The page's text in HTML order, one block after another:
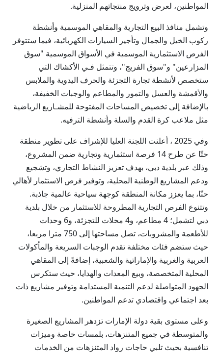
المواطنين، لعرض وترويج منتجاتهم المنزلية.
وتشمل منافذ البيع التجارية والمقاهي الموسمية وأنشطة
ركوب الخيل والجمال وتأجير السيارات الكهربائية، فيما ستتوفر
الفرص الاستثمارية الموسمية في الأسواق الموسمية "سوق
المزارعين" و"سوق الفريج"، وتتمثل فـي الأكشاك التي
ستخصص لأنشطة تجارة التجزئة والحرف اليدوية والملابس
والأقمشة والعسل والتمور والمطاعم والوجبات الخفيفة،
بالإضافة إلى تخصيص المساحات المفتوحة للمشـاريع الرياضية
مثل ملاعب كرة القدم والسلة وأنشطة الترفيه.
وفي 2025 ، أعلنت اللجنة العليا للإشراف على تطوير منطقة
حتّا عن طرح 14 فرصة استثمارية وتجارية ضمن المشروع،
وذلك عبر بلدية دبي، بهدف تعزيز النشاط التجاري، وتشجيع
ودعم المشاريع الوطنية المحلية، وتوفير فرص الاستثمار لأهالي
حتّا، بما يعزز مكانة المنطقة كوجهة سياحية عالمية جاذبة.
وتتنوع الفرص التجارية المطروحة للاستثمار من خلال بلدية
دبي لتشمل؛ 4 مطاعم، و4 محلات للتجزئة، و6 وحدات
للأطعمة والمشروبات، تصل مساحتها إلى 750 مترا مربعا،
حيث ستضم فئات مختلفة تقدم الوجبات السريعة والمأكولات
العربية والغربية والإماراتية والشعبية، إضافةً إلى المقاهي
المحلية المتخصصة، وبيع المعدات والهدايا، حيث ستكرس
الجهود المتواصلة لدعم التنمية المستدامة وتوفير مشاريع ذات
بعد اجتماعي واقتصادي تدعم المواطنين.
وعلى مستوى بقية دولة الإمارات تزدهر المشاريع الصغيرة
والمتوسطة في جميع المتنزهات، بلمسات خاصة وميزات
تنافسية بحيث تلبي حاجات رواد المتنزهات من الخدمات